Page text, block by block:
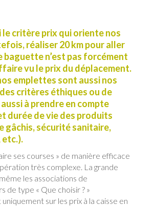
le critère prix qui oriente nos
réaliser 20 km pour aller
baguette n’est pas forcément
vu le prix du déplacement.
emplettes sont aussi nos
critères éthiques ou de
à prendre en compte
durée de vie des produits
gâchis, sécurité sanitaire,
etc.).
ses courses » de manière efficace
très complexe. La grande
les associations de
de type « Que choisir ? »
sur les prix à la caisse en